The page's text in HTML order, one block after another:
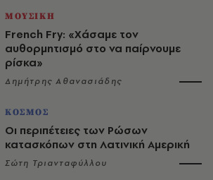
ΜΟΥΣΙΚΗ
French Fry: «Χάσαμε τον
αυθορμητισμό στο να παίρνουμε
ρίσκα»
Δημήτρης Αθανασιάδης
ΚΟΣΜΟΣ
Οι περιπέτειες των Ρώσων
κατασκόπων στη Λατινική Αμερική
Σώτη Τριανταφύλλου